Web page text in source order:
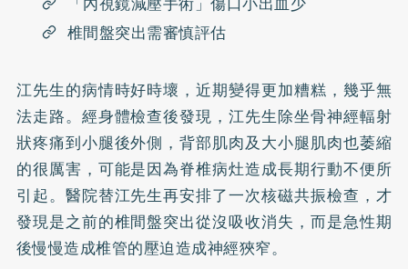
椎間盤突出需審慎評估
江先生的病情時好時壞，近期變得更加糟糕，幾乎無
法走路。經身體檢查後發現，江先生除坐骨神經輻射
狀疼痛到小腿後外側，背部肌肉及大小腿肌肉也萎縮
的很厲害，可能是因為脊椎病灶造成長期行動不便所
引起。醫院替江先生再安排了一次核磁共振檢查，才
發現是之前的椎間盤突出從沒吸收消失，而是急性期
後慢慢造成椎管的壓迫造成神經狹窄。